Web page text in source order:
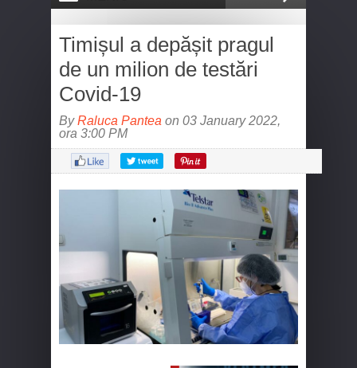
Timișul a depășit pragul
de un milion de testări
Covid-19
ByRaluca Pantea on 03 January 2022,
ora 3:00 PM